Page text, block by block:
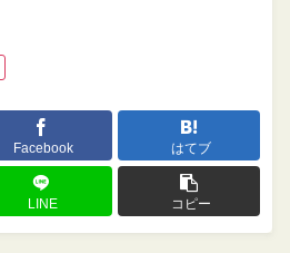
Facebook はてブ
LINE コピー